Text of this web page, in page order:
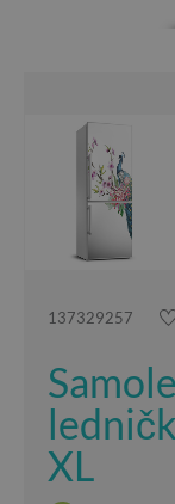
137329257
XL